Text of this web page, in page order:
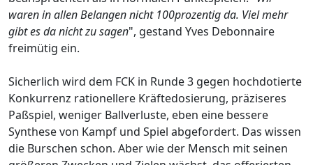
waren in allen Belangen nicht 100prozentig da. Viel mehr
gibt es da nicht zu sagen", gestand Yves Debonnaire
freimütig ein.
Sicherlich wird dem FCK in Runde 3 gegen hochdotierte
Konkurrenz rationellere Kräftedosierung, präziseres
Paßspiel, weniger Ballverluste, eben eine bessere
Synthese von Kampf und Spiel abgefordert. Das wissen
die Burschen schon. Aber wie der Mensch mit seinen